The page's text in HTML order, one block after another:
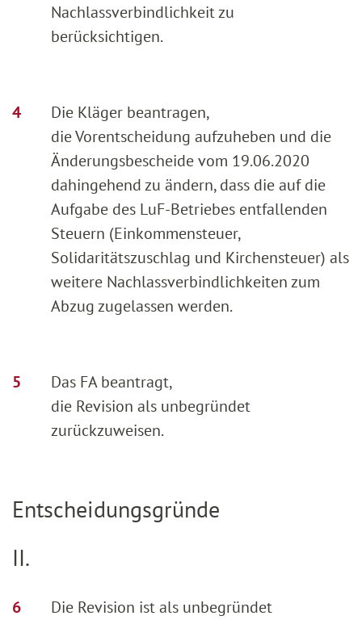
Nachlassverbindlichkeit zu
berücksichtigen.
Die Kläger beantragen,
die Vorentscheidung aufzuheben und die
Änderungsbescheide vom 19.06.2020
dahingehend zu ändern, dass die auf die
Aufgabe des LuF-Betriebes entfallenden
Steuern (Einkommensteuer,
Solidaritätszuschlag und Kirchensteuer) als
weitere Nachlassverbindlichkeiten zum
Abzug zugelassen werden.
Das FA beantragt,
die Revision als unbegründet
zurückzuweisen.
Entscheidungsgründe
II.
Die Revision ist als unbegründet